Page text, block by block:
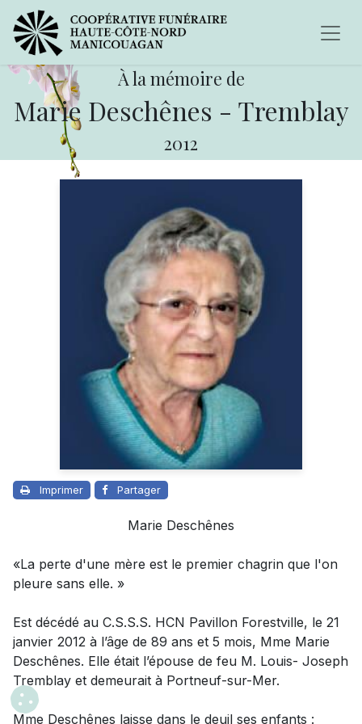
À la mémoire de
Marie Deschênes - Tremblay
2012
Imprimer Partager
Marie Deschênes
«La perte d'une mère est le premier chagrin que l'on
pleure sans elle. »
Est décédé au C.S.S.S. HCN Pavillon Forestville, le 21
janvier 2012 à l’âge de 89 ans et 5 mois, Mme Marie
Deschênes. Elle était l’épouse de feu M. Louis- Joseph
Tremblay et demeurait à Portneuf-sur-Mer.
Mme Deschênes laisse dans le deuil ses enfants :